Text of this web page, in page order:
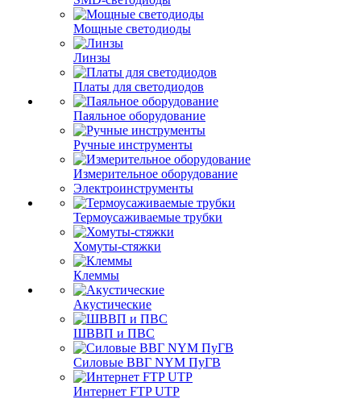
Мощные светодиоды
Линзы
Платы для светодиодов
Паяльное оборудование
Ручные инструменты
Измерительное оборудование
Электроинструменты
Термоусаживаемые трубки
Хомуты-стяжки
Клеммы
Акустические
ШВВП и ПВС
Силовые ВВГ NYM ПуГВ
Интернет FTP UTP